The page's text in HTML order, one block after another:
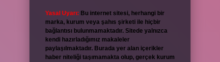
Yasal Uyarı: Bu internet sitesi, herhangi bir
marka, kurum veya şahıs şirketi ile hiçbir
bağlantısı bulunmamaktadır. Sitede yalnızca
kendi hazırladığımız makaleler
paylaşılmaktadır. Burada yer alan içerikler
haber niteliği taşımamakta olup, gerçek kurum